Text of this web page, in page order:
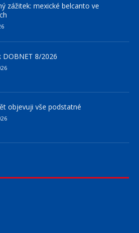
zážitek: mexické belcanto ve
DOBNET 8/2026
objevuji vše podstatné